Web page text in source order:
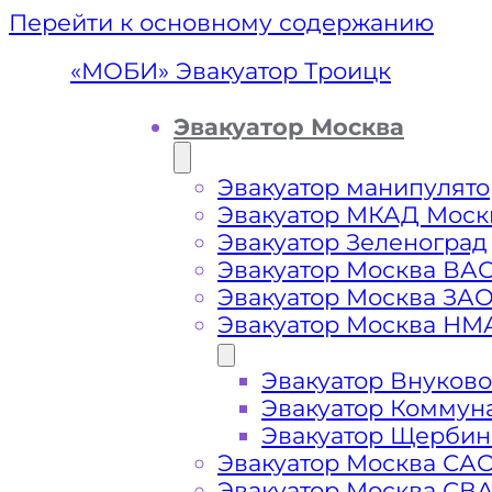
Перейти к основному содержанию
«МОБИ» Эвакуатор Троицк
Эвакуатор Москва
Эвакуатор
Эвакуатор МКАД
Эвакуатор Зеленоград
Эвакуатор Москва
Эвакуатор Москва
Эвакуатор Москва
Эвакуатор Внуково
Эвакуатор
Эвакуатор
Эвакуатор Москва